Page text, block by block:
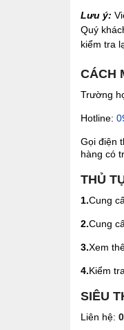
Lưu ý:
Quý
kiểm tra
CÁCH
Trường
Hotline:
Gọi điện
hàng có
THỦ
1.Cung
2.Cung
3.Xem
4.Kiểm
SIÊU
Liên hệ: